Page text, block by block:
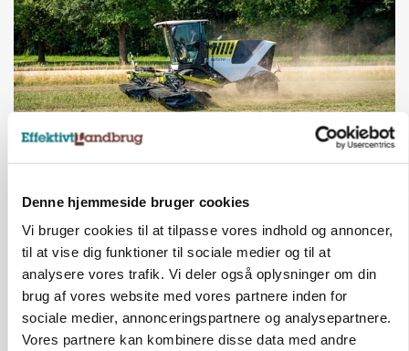
Denne hjemmeside bruger cookies
Vi bruger cookies til at tilpasse vores indhold og annoncer,
til at vise dig funktioner til sociale medier og til at
analysere vores trafik. Vi deler også oplysninger om din
brug af vores website med vores partnere inden for
sociale medier, annonceringspartnere og analysepartnere.
Vores partnere kan kombinere disse data med andre
Forserie til selvkørende skårlægger afprøves i år
Annonce
ARRANGEMENT
Markvandring sætter fokus på elefantgræs
Annonce